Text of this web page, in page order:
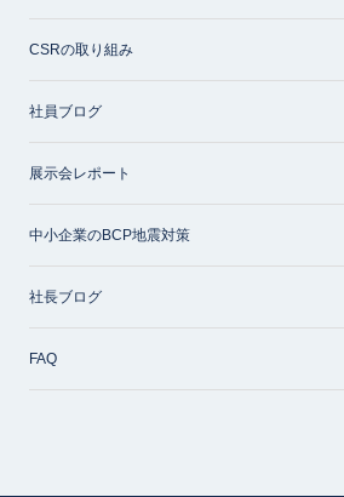
CSRの取り組み
社員ブログ
展示会レポート
中小企業のBCP地震対策
社長ブログ
FAQ